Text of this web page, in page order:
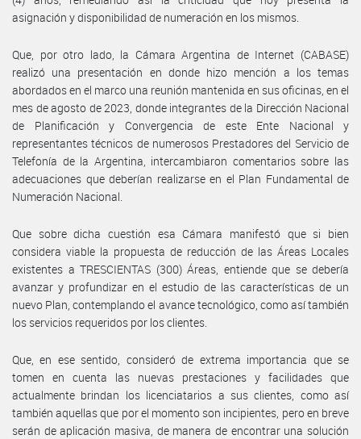
asignación y disponibilidad de numeración en los mismos.
Que, por otro lado, la Cámara Argentina de Internet (CABASE)
realizó una presentación en donde hizo mención a los temas
abordados en el marco una reunión mantenida en sus oficinas, en el
mes de agosto de 2023, donde integrantes de la Dirección Nacional
de Planificación y Convergencia de este Ente Nacional y
representantes técnicos de numerosos Prestadores del Servicio de
Telefonía de la Argentina, intercambiaron comentarios sobre las
adecuaciones que deberían realizarse en el Plan Fundamental de
Numeración Nacional.
Que sobre dicha cuestión esa Cámara manifestó que si bien
considera viable la propuesta de reducción de las Áreas Locales
existentes a TRESCIENTAS (300) Áreas, entiende que se debería
avanzar y profundizar en el estudio de las características de un
nuevo Plan, contemplando el avance tecnológico, como así también
los servicios requeridos por los clientes.
Que, en ese sentido, consideró de extrema importancia que se
tomen en cuenta las nuevas prestaciones y facilidades que
actualmente brindan los licenciatarios a sus clientes, como así
también aquellas que por el momento son incipientes, pero en breve
serán de aplicación masiva, de manera de encontrar una solución